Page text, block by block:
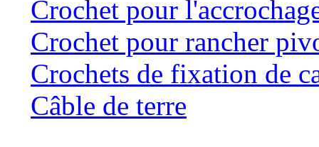
Crochet pour
Crochet pour rancher
Crochets de fixation de
Câble de terre